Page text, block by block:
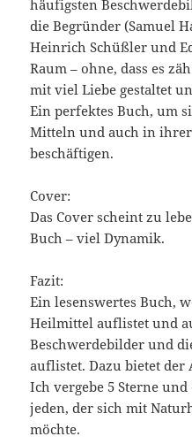
häufigsten
die Begründer (Samuel
Heinrich Schüßler und
Raum – ohne, dass es
mit viel Liebe gestaltet
Ein perfektes Buch, um
Mitteln und auch in
beschäftigen.
Cover:
Das Cover scheint zu
Buch – viel Dynamik.
Fazit:
Ein lesenswertes Buch,
Heilmittel auflistet und
Beschwerdebilder und
auflistet. Dazu bietet der
Ich vergebe 5 Sterne
jeden, der sich mit
möchte.